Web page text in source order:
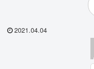
2021.04.04